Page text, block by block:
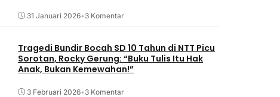
31 Januari 2026• 3 Komentar
Tragedi Bundir Bocah SD 10 Tahun di NTT Picu
Sorotan, Rocky Gerung: “Buku Tulis Itu Hak
Anak, Bukan Kemewahan!”
3 Februari 2026• 3 Komentar